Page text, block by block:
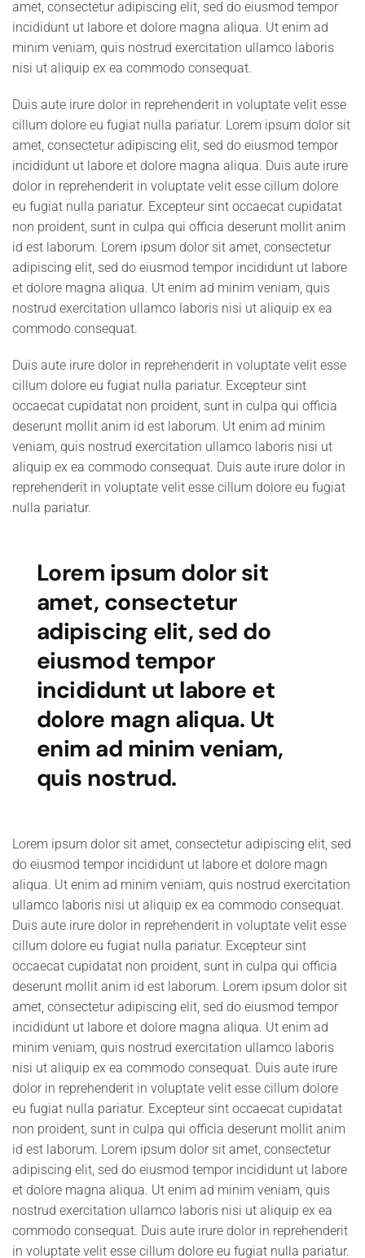
amet, consectetur adipiscing elit, sed do eiusmod tempor
incididunt ut labore et dolore magna aliqua. Ut enim ad
minim veniam, quis nostrud exercitation ullamco laboris
nisi ut aliquip ex ea commodo consequat.
Duis aute irure dolor in reprehenderit in voluptate velit esse
cillum dolore eu fugiat nulla pariatur. Lorem ipsum dolor sit
amet, consectetur adipiscing elit, sed do eiusmod tempor
incididunt ut labore et dolore magna aliqua. Duis aute irure
dolor in reprehenderit in voluptate velit esse cillum dolore
eu fugiat nulla pariatur. Excepteur sint occaecat cupidatat
non proident, sunt in culpa qui officia deserunt mollit anim
id est laborum. Lorem ipsum dolor sit amet, consectetur
adipiscing elit, sed do eiusmod tempor incididunt ut labore
et dolore magna aliqua. Ut enim ad minim veniam, quis
nostrud exercitation ullamco laboris nisi ut aliquip ex ea
commodo consequat.
Duis aute irure dolor in reprehenderit in voluptate velit esse
cillum dolore eu fugiat nulla pariatur. Excepteur sint
occaecat cupidatat non proident, sunt in culpa qui officia
deserunt mollit anim id est laborum. Ut enim ad minim
veniam, quis nostrud exercitation ullamco laboris nisi ut
aliquip ex ea commodo consequat. Duis aute irure dolor in
reprehenderit in voluptate velit esse cillum dolore eu fugiat
nulla pariatur.
Lorem ipsum dolor sit
amet, consectetur
adipiscing elit, sed do
eiusmod tempor
incididunt ut labore et
dolore magn aliqua. Ut
enim ad minim veniam,
quis nostrud.
Lorem ipsum dolor sit amet, consectetur adipiscing elit, sed
do eiusmod tempor incididunt ut labore et dolore magn
aliqua. Ut enim ad minim veniam, quis nostrud exercitation
ullamco laboris nisi ut aliquip ex ea commodo consequat.
Duis aute irure dolor in reprehenderit in voluptate velit esse
cillum dolore eu fugiat nulla pariatur. Excepteur sint
occaecat cupidatat non proident, sunt in culpa qui officia
deserunt mollit anim id est laborum. Lorem ipsum dolor sit
amet, consectetur adipiscing elit, sed do eiusmod tempor
incididunt ut labore et dolore magna aliqua. Ut enim ad
minim veniam, quis nostrud exercitation ullamco laboris
nisi ut aliquip ex ea commodo consequat. Duis aute irure
dolor in reprehenderit in voluptate velit esse cillum dolore
eu fugiat nulla pariatur. Excepteur sint occaecat cupidatat
non proident, sunt in culpa qui officia deserunt mollit anim
id est laborum. Lorem ipsum dolor sit amet, consectetur
adipiscing elit, sed do eiusmod tempor incididunt ut labore
et dolore magna aliqua. Ut enim ad minim veniam, quis
nostrud exercitation ullamco laboris nisi ut aliquip ex ea
commodo consequat. Duis aute irure dolor in reprehenderit
in voluptate velit esse cillum dolore eu fugiat nulla pariatur.